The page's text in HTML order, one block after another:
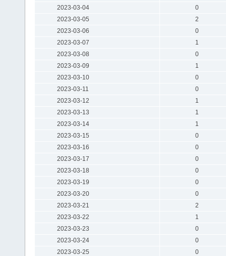
2023-03-04
0
2023-03-05
2
2023-03-06
0
2023-03-07
1
2023-03-08
0
2023-03-09
1
2023-03-10
0
2023-03-11
0
2023-03-12
1
2023-03-13
1
2023-03-14
1
2023-03-15
0
2023-03-16
0
2023-03-17
0
2023-03-18
0
2023-03-19
0
2023-03-20
0
2023-03-21
2
2023-03-22
1
2023-03-23
0
2023-03-24
0
2023-03-25
0